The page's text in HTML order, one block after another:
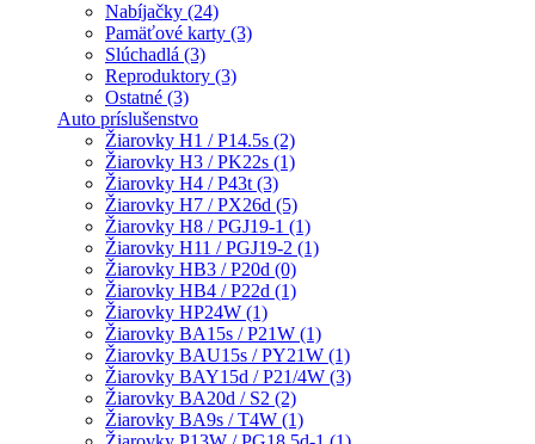
Nabíjačky (24)
Pamäťové karty (3)
Slúchadlá (3)
Reproduktory (3)
Ostatné (3)
Auto príslušenstvo
Žiarovky H1 / P14.5s (2)
Žiarovky H3 / PK22s (1)
Žiarovky H4 / P43t (3)
Žiarovky H7 / PX26d (5)
Žiarovky H8 / PGJ19-1 (1)
Žiarovky H11 / PGJ19-2 (1)
Žiarovky HB3 / P20d (0)
Žiarovky HB4 / P22d (1)
Žiarovky HP24W (1)
Žiarovky BA15s / P21W (1)
Žiarovky BAU15s / PY21W (1)
Žiarovky BAY15d / P21/4W (3)
Žiarovky BA20d / S2 (2)
Žiarovky BA9s / T4W (1)